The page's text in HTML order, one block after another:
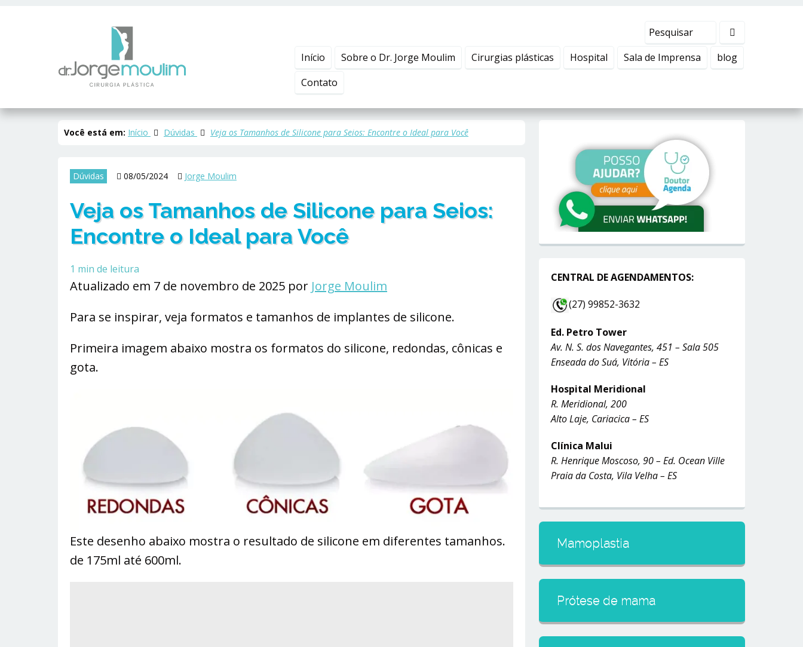
Início Sobre o Dr. Jorge Moulim Cirurgias plásticas Hospital Sala de Imprensa
blog
Contato
Você está em: Início Dúvidas Veja os Tamanhos de Silicone para Seios: Encontre o Ideal para Você
Dúvidas 08/05/2024 Jorge Moulim
Veja os Tamanhos de Silicone para Seios:
Encontre o Ideal para Você
1 min de leitura
Atualizado em 7 de novembro de 2025 por Jorge Moulim
Para se inspirar, veja formatos e tamanhos de implantes de silicone.
Primeira imagem abaixo mostra os formatos do silicone, redondas, cônicas e
gota.
Este desenho abaixo mostra o resultado de silicone em diferentes tamanhos.
de 175ml até 600ml.
CENTRAL DE AGENDAMENTOS:
(27) 99852-3632
Ed. Petro Tower
Av. N. S. dos Navegantes, 451 – Sala 505
Enseada do Suá, Vitória – ES
Hospital Meridional
R. Meridional, 200
Alto Laje, Cariacica – ES
Clínica Malui
R. Henrique Moscoso, 90 – Ed. Ocean Ville
Praia da Costa, Vila Velha – ES
Mamoplastia
Prótese de mama